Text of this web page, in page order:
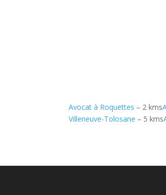
Avocat à Roquettes – 2 kms
Villeneuve-Tolosane – 5 kms